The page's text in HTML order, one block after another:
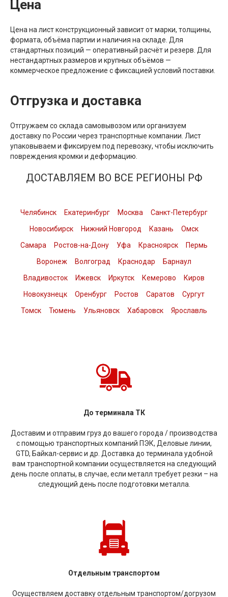
Цена
Цена на лист конструкционный зависит от марки, толщины,
формата, объёма партии и наличия на складе. Для
стандартных позиций — оперативный расчёт и резерв. Для
нестандартных размеров и крупных объёмов —
коммерческое предложение с фиксацией условий поставки.
Отгрузка и доставка
Отгружаем со склада самовывозом или организуем
доставку по России через транспортные компании. Лист
упаковываем и фиксируем под перевозку, чтобы исключить
повреждения кромки и деформацию.
ДОСТАВЛЯЕМ ВО ВСЕ РЕГИОНЫ РФ
Челябинск Екатеринбург Москва
Санкт-Петербург
Новосибирск
Нижний Новгород Казань
Омск
Самара
Ростов-на-Дону Уфа Красноярск
Пермь
Воронеж
Волгоград Краснодар
Барнаул
Владивосток
Ижевск Иркутск Кемерово
Киров
Новокузнецк
Оренбург Ростов Саратов
Сургут
Томск
Тюмень Ульяновск Хабаровск Ярославль
До терминала ТК
Доставим и отправим груз до вашего города / производства
с помощью транспортных компаний ПЭК, Деловые линии,
GTD, Байкал-сервис и др. Доставка до терминала удобной
вам транспортной компании осуществляется на следующий
день после оплаты, в случае, если металл требует резки – на
следующий день после подготовки металла.
Отдельным транспортом
Осуществляем доставку отдельным транспортом/догрузом